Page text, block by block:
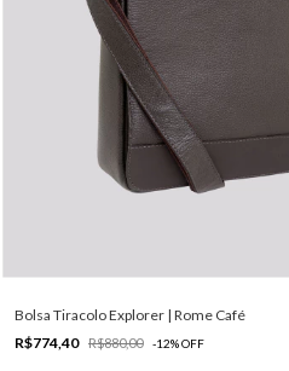
Bolsa Tiracolo Explorer | Rome Café
R$774,40
R$880,00 -12%OFF